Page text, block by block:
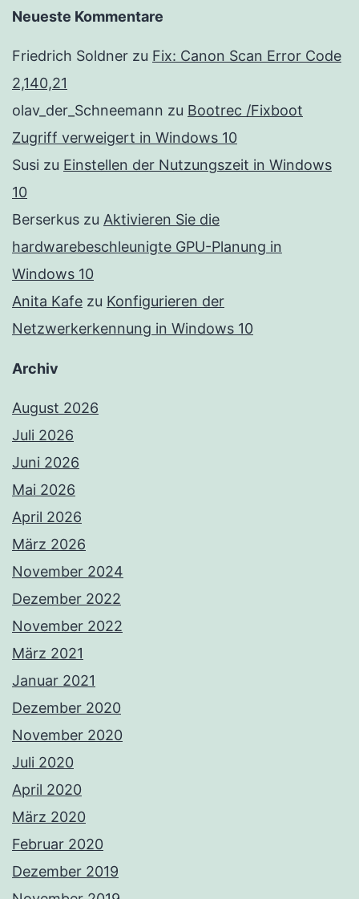
Neueste Kommentare
Friedrich Soldner zu Fix: Canon Scan Error Code
2,140,21
olav_der_Schneemann zu Bootrec /Fixboot
Zugriff verweigert in Windows 10
Susi zu Einstellen der Nutzungszeit in Windows
10
Berserkus zu Aktivieren Sie die
hardwarebeschleunigte GPU-Planung in
Windows 10
Anita Kafe zu Konfigurieren der
Netzwerkerkennung in Windows 10
Archiv
August 2026
Juli 2026
Juni 2026
Mai 2026
April 2026
März 2026
November 2024
Dezember 2022
November 2022
März 2021
Januar 2021
Dezember 2020
November 2020
Juli 2020
April 2020
März 2020
Februar 2020
Dezember 2019